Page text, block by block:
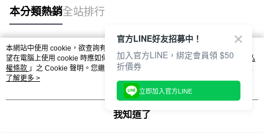
本分類熱銷全站排行
熱門標籤
本網站中使用 cookie，欲查詢有關本網站使用 cookie 方式之詳情，及若您不希
望在電腦上使用 cookie 時應如何變更電腦的 cookie 設定，請參閱本網站「
隱私
權條款 」之 Cookie 聲明。您繼續使用本網站即表示您同意本公司得按本網站使
用條款之 Cookie 聲明使用 cookie。
了解更多 >
我知道了
官方LINE好友招募中！
加入官方LINE，綁定會員領 $50
折價券
立即加入官方LINE